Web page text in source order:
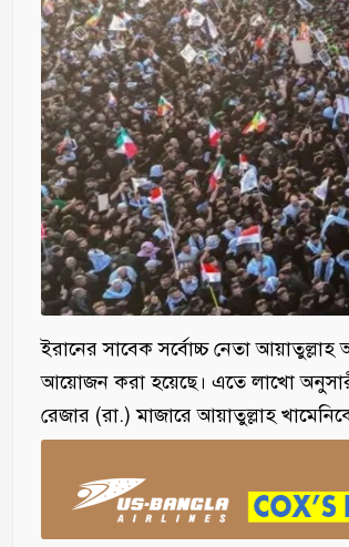
ইরানের সাবেক সর্বোচ্চ নেতা
আয়োজন করা হয়েছে। এতে লাখো
রেজার (রা.) মাজারে আয়াতুল্লাহ